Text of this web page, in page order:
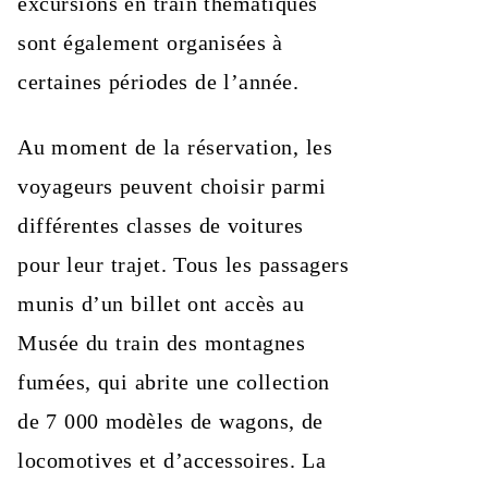
sont également organisées à
certaines périodes de l’année.
Au moment de la réservation, les
voyageurs peuvent choisir parmi
différentes classes de voitures
pour leur trajet. Tous les passagers
munis d’un billet ont accès au
Musée du train des montagnes
fumées, qui abrite une collection
de 7 000 modèles de wagons, de
locomotives et d’accessoires. La